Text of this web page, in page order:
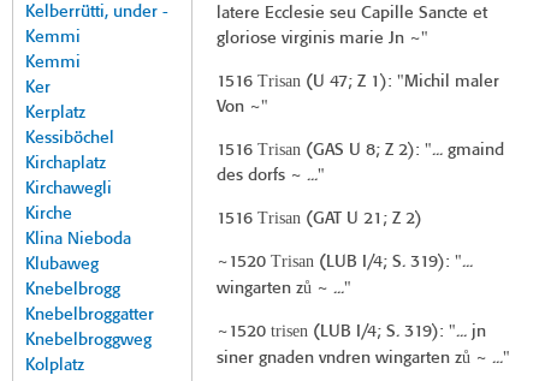
Kelberrütti, under -
Kemmi
Kemmi
Ker
Kerplatz
Kessiböchel
Kirchaplatz
Kirchawegli
Kirche
Klina Nieboda
Klubaweg
Knebelbrogg
Knebelbroggatter
Knebelbroggweg
Kolplatz
latere Ecclesie seu Capille Sancte et
gloriose virginis marie Jn ~"
1516 Trisan(U 47; Z 1): "Michil maler
Von ~"
1516 Trisan(GAS U 8; Z 2): "... gmaind
des dorfs ~ ..."
1516 Trisan(GAT U 21 ; Z 2)
~1520 Trisan( LUB I/4; S. 319): "...
wingarten zů~ ..."
~1520 trisen( LUB I/4; S. 319): "... jn
siner gnaden vndren wingarten zů~ ..."